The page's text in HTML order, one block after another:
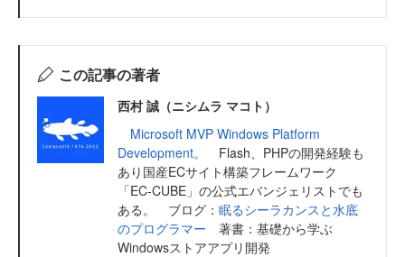
この記事の著者
西村 誠（ニシムラ マコト）
Microsoft MVP Windows Platform
Development。
Flash、PHPの開発経験も
あり国産ECサイト構築フレームワーク
「EC-CUBE」の公式エバンジェリストでも
ある。 ブログ： 眠るシーラカンスと水底
のプログラマー 著書：基礎から学ぶ
Windowsストアアプリ開発